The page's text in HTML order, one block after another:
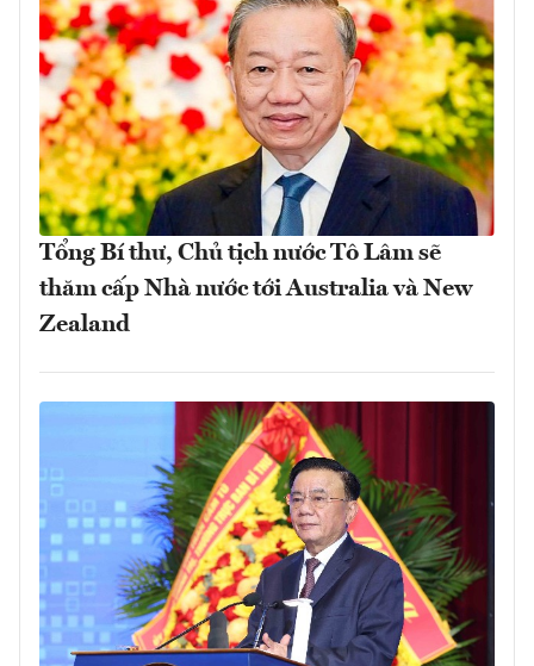
Tổng Bí thư, Chủ tịch nước Tô Lâm sẽ
thăm cấp Nhà nước tới Australia và New
Zealand